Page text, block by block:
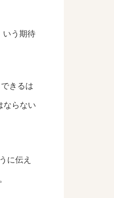
いう期待
きるは
ならない
に伝え